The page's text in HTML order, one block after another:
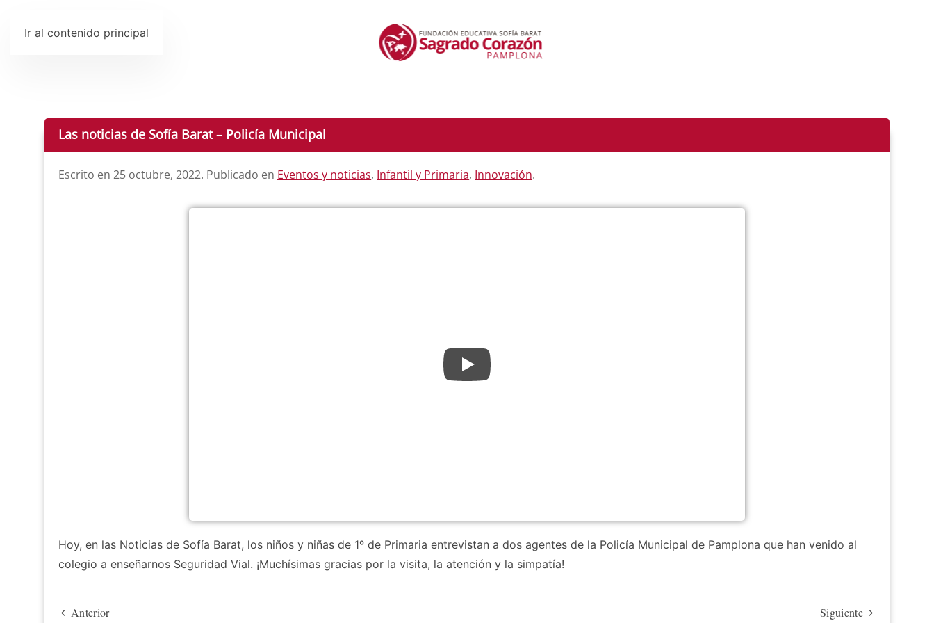
Ir al contenido principal
Las noticias de Sofía Barat – Policía Municipal
Escrito en 25 octubre, 2022. Publicado en Eventos y noticias, Infantil y Primaria, Innovación.
Hoy, en las Noticias de Sofía Barat, los niños y niñas de 1º de Primaria entrevistan a dos agentes de la Policía Municipal de Pamplona que han venido al
colegio a enseñarnos Seguridad Vial. ¡Muchísimas gracias por la visita, la atención y la simpatía!
Anterior Siguiente